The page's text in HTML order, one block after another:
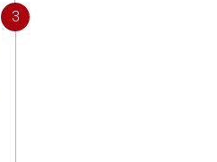
em Educação Física VII
Educação Básica